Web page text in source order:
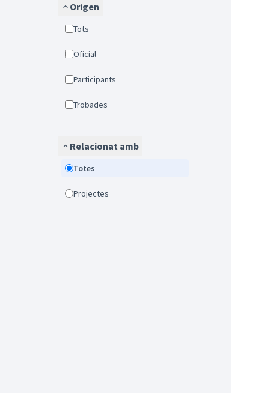
Origen
Tots
Oficial
Participants
Trobades
Relacionat amb
Totes
Projectes